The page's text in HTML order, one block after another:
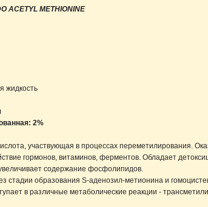
ACETYL METHIONINE
жидкость
2%
участвующая в процессах переметилирования.
гормонов, витаминов, ферментов. Обладает
содержание фосфолипидов.
стадии образования S-аденозил-метионина и
в различные метаболические реакции -